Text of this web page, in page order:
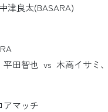
津良太(BASARA)
平田智也 vs 木高イサミ
マッチ